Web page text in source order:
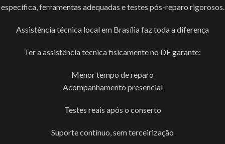
específica, ferramentas adequadas e testes pós-reparo rigorosos.
Assistência técnica local em Brasília faz toda a diferença
Ter a assistência técnica fisicamente no DF garante:
Menor tempo de reparo
Acompanhamento presencial
Testes reais após o conserto
Suporte contínuo, sem terceirização